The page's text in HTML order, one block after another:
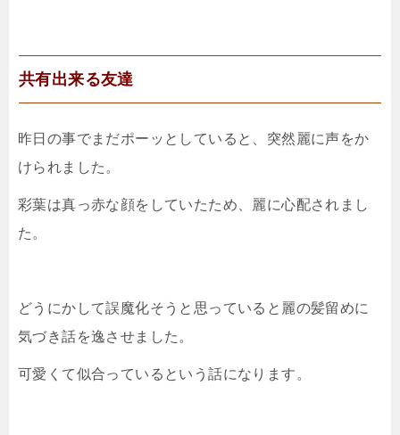
共有出来る友達
昨日の事でまだポーッとしていると、突然麗に声をか
けられました。
彩葉は真っ赤な顔をしていたため、麗に心配されまし
た。
どうにかして誤魔化そうと思っていると麗の髪留めに
気づき話を逸させました。
可愛くて似合っているという話になります。